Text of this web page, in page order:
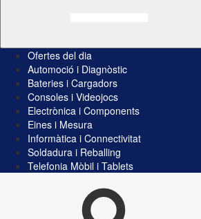
Ofertes del dia
Automoció i Diagnòstic
Bateries i Cargadors
Consoles i Videojocs
Electrònica i Components
Eines i Mesura
Informàtica i Connectivitat
Soldadura i Reballing
Telefonia Mòbil i Tablets